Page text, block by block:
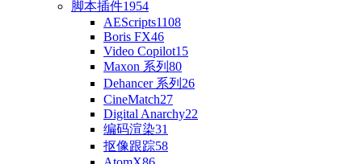
脚本插件1954
AEScripts1108
Boris FX46
Video Copilot15
Maxon 系列 80
Dehancer 系列 26
CineMatch27
Digital Anarchy22
编码渲染31
抠像跟踪58